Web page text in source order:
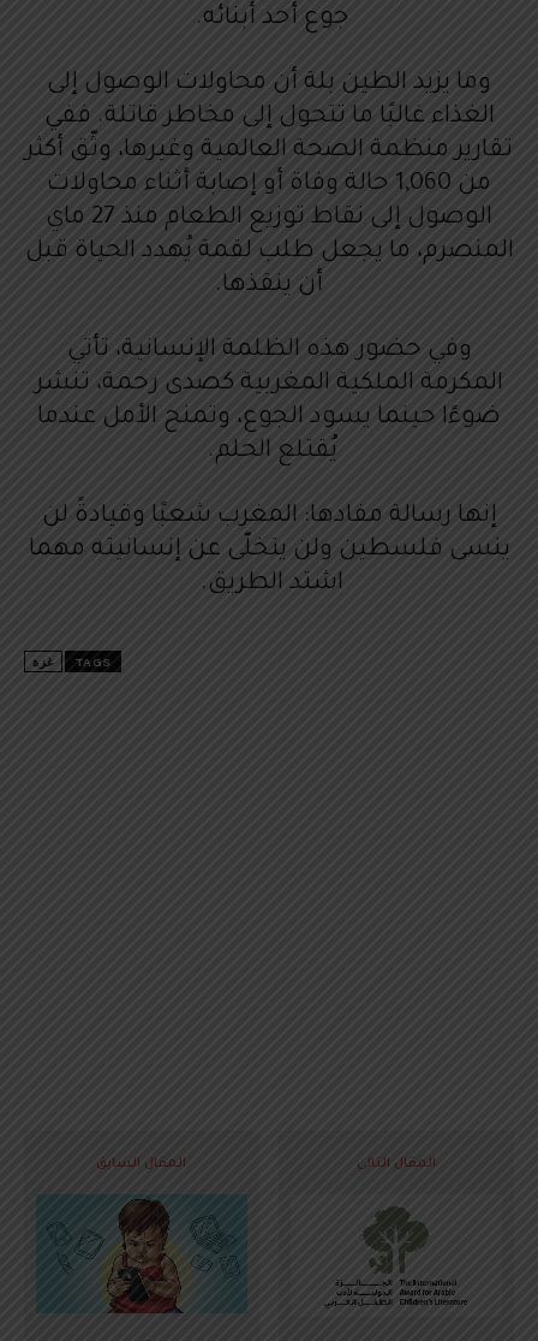
جوع أحد أبنائه.
وما يزيد الطين بلة أن محاولات الوصول إلى
الغذاء غالبًا ما تتحول إلى مخاطر قاتلة. ففي
تقارير منظمة الصحة العالمية وغيرها، وثّق أكثر
من 1,060 حالة وفاة أو إصابة أثناء محاولات
الوصول إلى نقاط توزيع الطعام منذ 27 ماي
المنصرم، ما يجعل طلب لقمة يُهدد الحياة قبل
أن ينقذها.
وفي حضور هذه الظلمة الإنسانية، تأتي
المكرمة الملكية المغربية كصدى رحمة، تنشر
ضوءًا حينما يسود الجوع، وتمنح الأمل عندما
يُقتلع الحلم.
إنها رسالة مفادها: المغرب شعبًا وقيادةً لن
ينسى فلسطين ولن يتخلّى عن إنسانيته مهما
اشتد الطريق.
TAGS غزة
المقال السابق المقال التالي